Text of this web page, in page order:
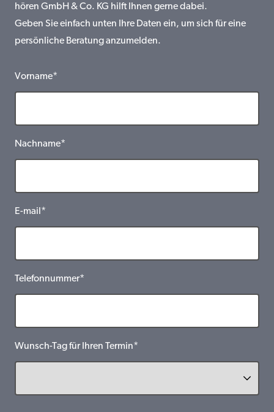
hören GmbH & Co. KG hilft Ihnen gerne dabei.
Geben Sie einfach unten Ihre Daten ein, um sich für eine
persönliche Beratung anzumelden.
Vorname*
Nachname*
E-mail*
Telefonnummer*
Wunsch-Tag für Ihren Termin*